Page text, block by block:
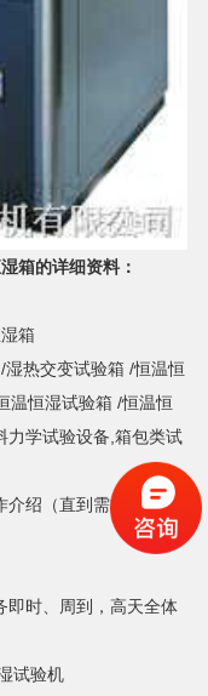
箱的详细资料：
箱
热交变试验箱 /恒温恒
温恒湿试验箱 /恒温恒
力学试验设备,箱包类试
介绍（直到需方员工独
即时、周到，高天全体
试验机